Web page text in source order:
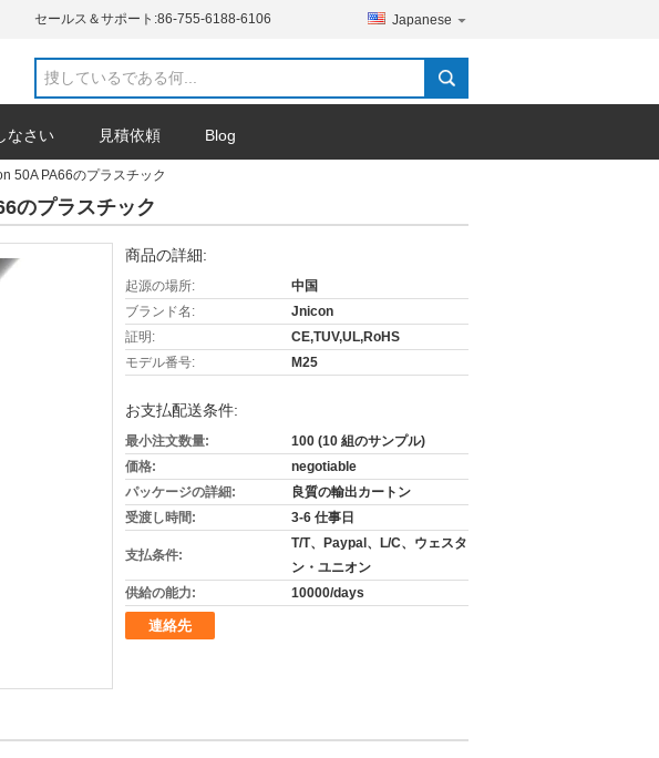
セールス＆サポート:86-755-6188-6106 Japanese
なさい 見積依頼 Blog
50A PA66のプラスチック
のプラスチック
商品の詳細:
起源の場所:
中国
ブランド名:
Jnicon
証明:
CE,TUV,UL,RoHS
モデル番号:
M25
お支払配送条件:
最小注文数量:
100 (10 組のサンプル)
価格:
negotiable
パッケージの詳細:
良質の輸出カートン
受渡し時間:
3-6 仕事日
支払条件:
T/T、Paypal、L/C、ウェスタ
ン・ユニオン
供給の能力:
10000/days
連絡先